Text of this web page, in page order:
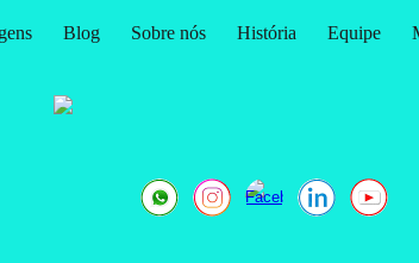
navigation
Blog Sobre nós História Equipe